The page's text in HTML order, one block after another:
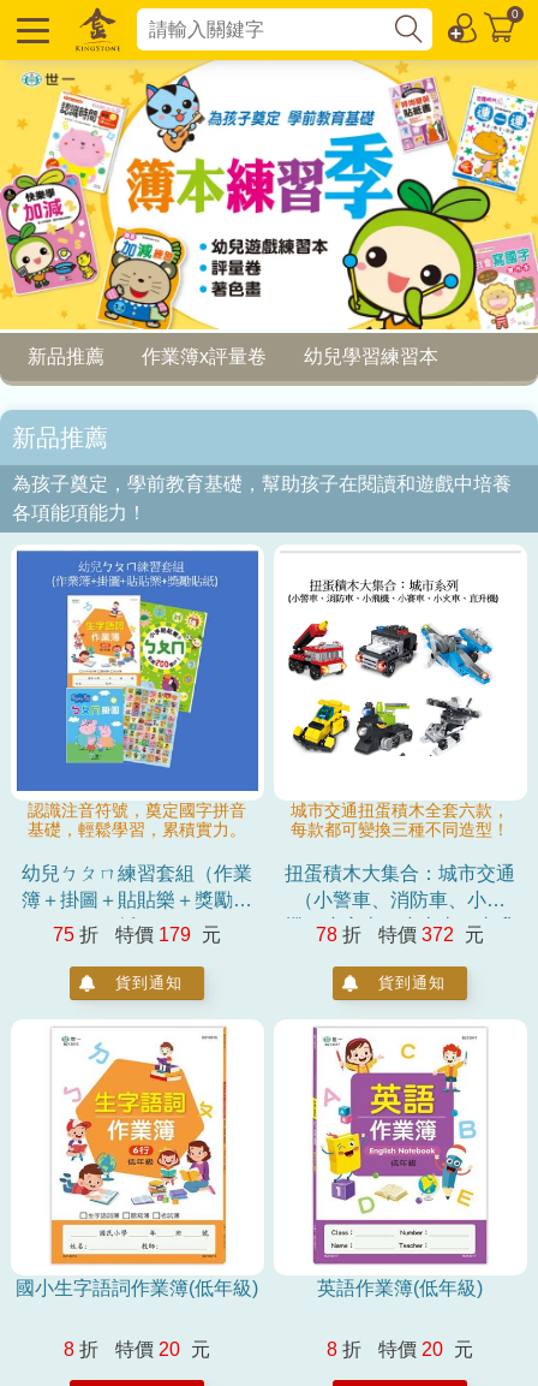
0
新品推薦 作業簿x評量卷 幼兒學習練習本
新品推薦
為孩子奠定，學前教育基礎，幫助孩子在閱讀和遊戲中培養
各項能項能力！
認識注音符號，奠定國字拼音
基礎，輕鬆學習，累積實力。
幼兒ㄅㄆㄇ練習套組（作業
簿＋掛圖＋貼貼樂＋獎勵貼
紙）
75 折 特價 179 元
貨到通知
城市交通扭蛋積木全套六款，
每款都可變換三種不同造型！
扭蛋積木大集合：城市交通
（小警車、消防車、小飛
機、小賽車、小火車、直升
78 折 特價 372 元
貨到通知
國小生字語詞作業簿(低年級)
8 折 特價 20 元
英語作業簿(低年級)
8 折 特價 20 元